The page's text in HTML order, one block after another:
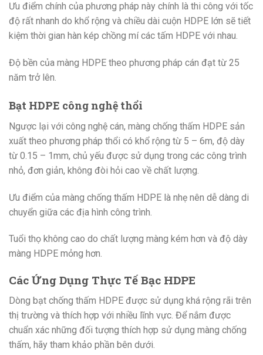
Ưu điểm chính của phương pháp này chính là thi công với tốc
độ rất nhanh do khổ rộng và chiều dài cuộn HDPE lớn sẽ tiết
kiệm thời gian hàn kép chồng mí các tấm HDPE với nhau.
Độ bền của màng HDPE theo phương pháp cán đạt từ 25
năm trở lên.
Bạt HDPE công nghệ thổi
Ngược lại với công nghệ cán, màng chống thấm HDPE sản
xuất theo phương pháp thổi có khổ rộng từ 5 – 6m, độ dày
từ 0.15 – 1mm, chủ yếu được sử dụng trong các công trình
nhỏ, đơn giản, không đòi hỏi cao về chất lượng.
Ưu điểm của màng chống thấm HDPE là nhẹ nên dễ dàng di
chuyển giữa các địa hình công trình.
Tuổi thọ không cao do chất lượng màng kém hơn và độ dày
màng HDPE mỏng hơn.
Các Ứng Dụng Thực Tế Bạc HDPE
Dòng bạt chống thấm HDPE được sử dụng khá rộng rãi trên
thị trường và thích hợp với nhiều lĩnh vực. Để nắm được
chuẩn xác những đối tượng thích hợp sử dụng màng chống
thấm, hãy tham khảo phần bên dưới.